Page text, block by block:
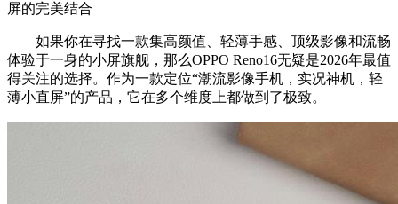
屏的完美结合
如果你在寻找一款集高颜值、轻薄手感、顶级影像和流畅
体验于一身的小屏旗舰，那么OPPO Reno16无疑是2026年最值
得关注的选择。作为一款定位“潮流影像手机，实况神机，轻
薄小直屏”的产品，它在多个维度上都做到了极致。